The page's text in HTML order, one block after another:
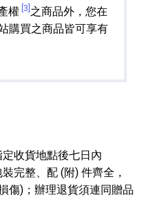
權 [3] 之商品外，您在
購買之商品皆可享有
收貨地點後七日內
完整、配 (附) 件齊全，
傷)；辦理退貨須連同贈品